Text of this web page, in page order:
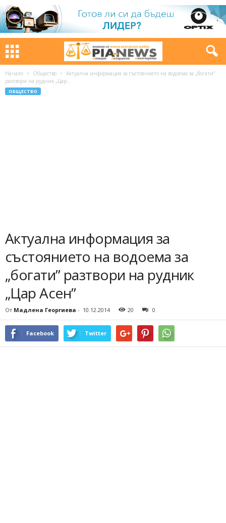
Начало Общество
Актуална информация за състоянието на водоема за „богати”
разтвори на рудник „Цар...
ОБЩЕСТВО
Актуална информация за
състоянието на водоема за
„богати” разтвори на рудник
„Цар Асен”
От Мадлена Георгиева - 10.12.2014 20 0
Facebook Twitter